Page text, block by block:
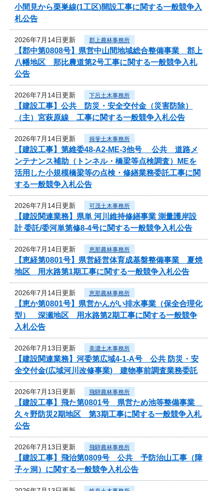
小間見から栗巣線(1工区)開設工事に関する一般競争入
札公告
2026年7月14日更新 郡上農林事務所
【郡中第0808号】県営中山間地域総合整備事業 郡上
八幡地区 那比農道第2号工事に関する一般競争入札
公告
2026年7月14日更新 下呂土木事務所
【建設工事】公共 防災・安全交付金（災害防除）
（主）宮萩原線 工事に関する一般競争入札公告
2026年7月14日更新 揖斐土木事務所
【建設工事】第維委48-A2-ME-3他号 公共 道路メ
ンテナンス補助（トンネル・橋梁等点検調査）MEを
活用した小規模橋梁等の点検・修繕業務委託工事に関
する一般競争入札公告
2026年7月14日更新 可茂土木事務所
【建設関連業務】県単 河川維持修繕事業 測量護岸設
計 委託/委河単第修8-4号に関する一般競争入札公告
2026年7月14日更新 恵那農林事務所
【恵経第0801号】県営経営体育成基盤整備事業 夏焼
地区 用水路第1期工事に関する一般競争入札公告
2026年7月14日更新 恵那農林事務所
【恵か第0801号】県営かんがい排水事業（保全合理化
型） 深瀬地区 用水路第2期工事に関する一般競争
入札公告
2026年7月13日更新 美濃土木事務所
【建設関連業務】河委第広域4-1-A号 公共 防災・安
全交付金(広域河川改修事業) 建物事前調査業務委託
2026年7月13日更新 飛騨農林事務所
【建設工事】飛た第0801号 県営ため池等整備事業
久々野防災2期地区 第3期工事に関する一般競争入札
公告
2026年7月13日更新 飛騨農林事務所
【建設工事】飛治第0809号 公共 予防治山工事（障
子ヶ洞）に関する一般競争入札公告